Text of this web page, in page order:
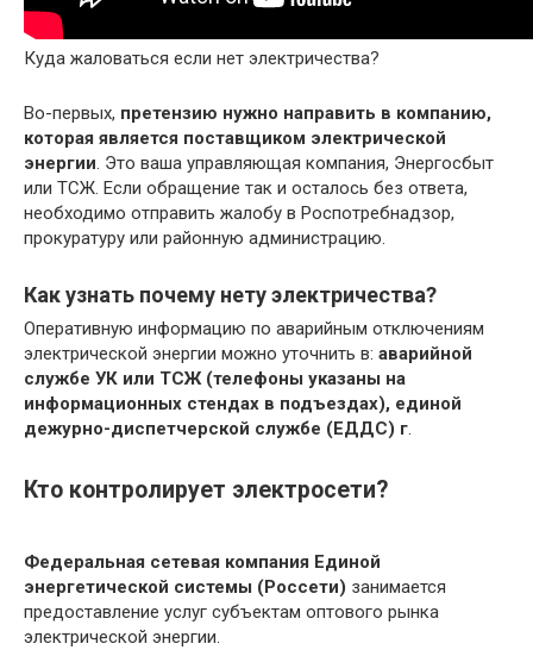
Куда жаловаться если нет электричества?
Во-первых, претензию нужно направить в компанию,
которая является поставщиком электрической
энергии. Это ваша управляющая компания, Энергосбыт
или ТСЖ. Если обращение так и осталось без ответа,
необходимо отправить жалобу в Роспотребнадзор,
прокуратуру или районную администрацию.
Как узнать почему нету электричества?
Оперативную информацию по аварийным отключениям
электрической энергии можно уточнить в: аварийной
службе УК или ТСЖ (телефоны указаны на
информационных стендах в подъездах), единой
дежурно-диспетчерской службе (ЕДДС) г.
Кто контролирует электросети?
Федеральная сетевая компания Единой
энергетической системы (Россети) занимается
предоставление услуг субъектам оптового рынка
электрической энергии.